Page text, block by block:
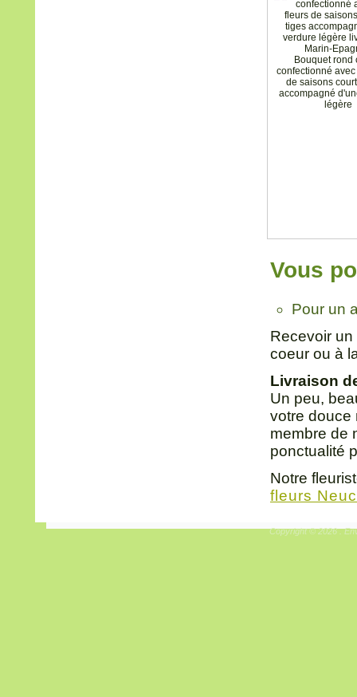
Bouquet rond
confectionné
de saisons
accompagné
légère
Vous
Pour un
Recevoir
coeur ou à
Livraison
Un peu,
votre douce
membre de
ponctualité
Notre
fleurs
Copyright © 2026 .